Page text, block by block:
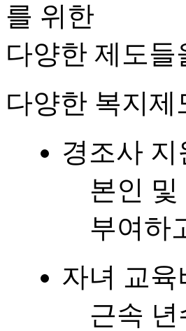
를 위한
다양한 제도
다양한 복지제
경조사 지
본인
부여하
자녀 교육
근속